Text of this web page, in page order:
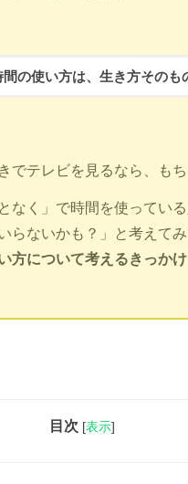
間の使い方は、生き方そのも
でテレビを見るなら、も
なく」で時間を使っている
らないかも？」と考えてみ
方について考えるきっかけ
目次 [表示]